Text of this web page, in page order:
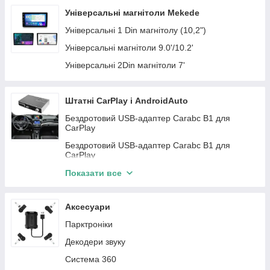
GMC
Mini
Iveco
Lincloln
Daihatsu
Chery
Infiniti
Subaru
Land Rover
Peugeot
Автомагнітоли KIA
Автомагнітоли Chrysler
Автомагнітоли Dodge
Автомагнітоли BMW
Автомагнітоли Seat
Автомагнітоли Fiat
Автомагнітоли Opel
Автомагнітоли Skoda
Автомагнітоли Hyundai
Автомагнітоли Ssang Yong
Автомагнітоли Nissan
Автомагнітоли Mitsubishi
Автомагнітоли Teyes
Універсальні магнітоли Mekede
Універсальні 1 Din магнітолу (10,2")
Універсальні магнітоли 9.0'/10.2'
Універсальні 2Din магнітоли 7'
Штатні CarPlay і AndroidAuto
Бездротовий USB-адаптер Carabc B1 для
CarPlay
Бездротовий USB-адаптер Carabc B1 для
CarPlay
Buick
Smart
Citroen
Dodge
Acura
Показати все
Аксесуари
Парктроніки
Декодери звуку
Система 360